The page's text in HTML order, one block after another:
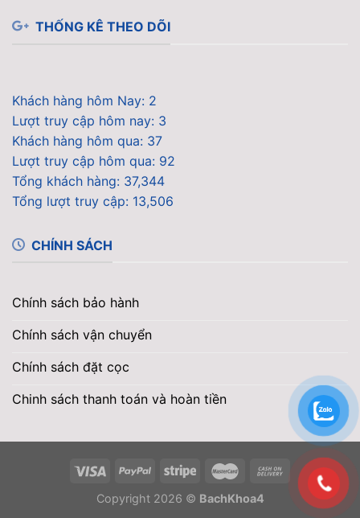
THỐNG KÊ THEO DÕI
Khách hàng hôm Nay: 2
Lượt truy cập hôm nay: 3
Khách hàng hôm qua: 37
Lượt truy cập hôm qua: 92
Tổng khách hàng: 37,344
Tổng lượt truy cập: 13,506
CHÍNH SÁCH
Chính sách bảo hành
Chính sách vận chuyển
Chính sách đặt cọc
Chinh sách thanh toán và hoàn tiền
Copyright 2026 © BachKhoa4